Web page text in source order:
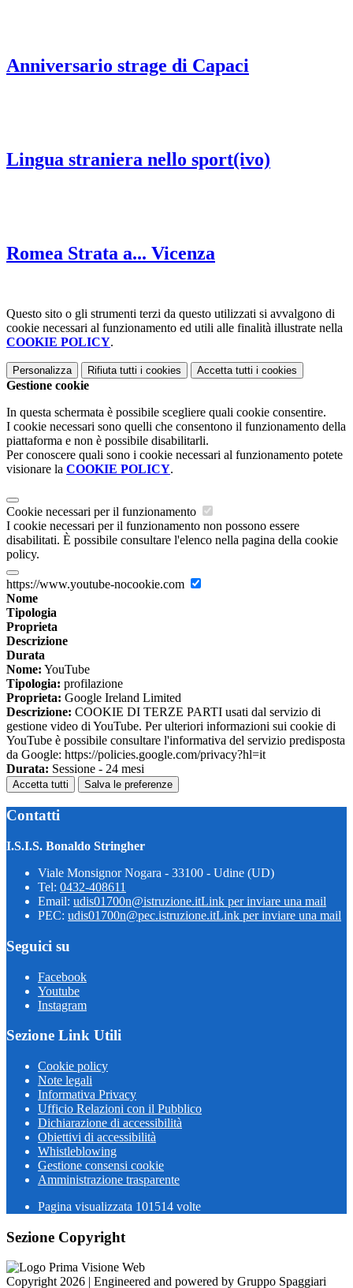
Anniversario strage di Capaci
Lingua straniera nello sport(ivo)
Romea Strata a... Vicenza
Questo sito o gli strumenti terzi da questo utilizzati si avvalgono di
cookie necessari al funzionamento ed utili alle finalità illustrate nella
COOKIE POLICY.
Personalizza Rifiuta tutti i cookies Accetta tutti i cookies
Gestione cookie
In questa schermata è possibile scegliere quali cookie consentire.
I cookie necessari sono quelli che consentono il funzionamento della
piattaforma e non è possibile disabilitarli.
Per conoscere quali sono i cookie necessari al funzionamento potete
visionare la COOKIE POLICY.
Cookie necessari per il funzionamento
I cookie necessari per il funzionamento non possono essere
disabilitati. È possibile consultare l'elenco nella pagina della cookie
policy.
https://www.youtube-nocookie.com
Nome
Tipologia
Proprieta
Descrizione
Durata
Nome: YouTube
Tipologia: profilazione
Proprieta: Google Ireland Limited
Descrizione: COOKIE DI TERZE PARTI usati dal servizio di
gestione video di YouTube. Per ulteriori informazioni sui cookie di
YouTube è possibile consultare l'informativa del servizio predisposta
da Google: https://policies.google.com/privacy?hl=it
Durata: Sessione - 24 mesi
Accetta tutti Salva le preferenze
Contatti
I.S.I.S. Bonaldo Stringher
Viale Monsignor Nogara - 33100 - Udine (UD)
Tel: 0432-408611
Email: udis01700n@istruzione.itLink per inviare una mail
PEC: udis01700n@pec.istruzione.itLink per inviare una mail
Seguici su
Facebook
Youtube
Instagram
Sezione Link Utili
Cookie policy
Note legali
Informativa Privacy
Ufficio Relazioni con il Pubblico
Dichiarazione di accessibilità
Obiettivi di accessibilità
Whistleblowing
Gestione consensi cookie
Amministrazione trasparente
Pagina visualizzata 101514 volte
Sezione Copyright
Copyright 2026 | Engineered and powered by Gruppo Spaggiari